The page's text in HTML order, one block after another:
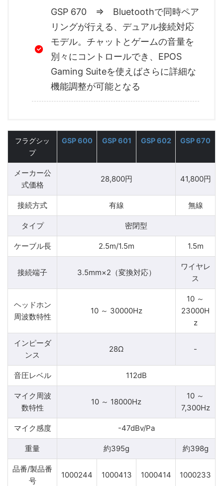
GSP 670 ⇒ Bluetoothで同時ペア
リングが行える、デュアル接続対応
モデル。チャットとゲームの音量を
別々にコントロールでき、EPOS
Gaming Suiteを使えばさらに詳細な
機能調整が可能となる
フラグシッ
プ
GSP 600 GSP 601 GSP 602 GSP 670
メーカー公
式価格
28,800円 41,800円
接続方式 有線 無線
タイプ 密閉型
ケーブル長 2.5m/1.5m 1.5m
接続端子 3.5mm×2（変換対応）
ワイヤレ
ス
ヘッドホン
周波数特性
10 ～ 30000Hz
10 ～
23000H
z
インピーダ
ンス
28Ω -
音圧レベル 112dB
マイク周波
数特性
10 ～ 18000Hz
10 ～
7,300Hz
マイク感度 -47dBv/Pa
重量 約395g 約398g
品番/製品番
号
1000244 1000413 1000414 1000233